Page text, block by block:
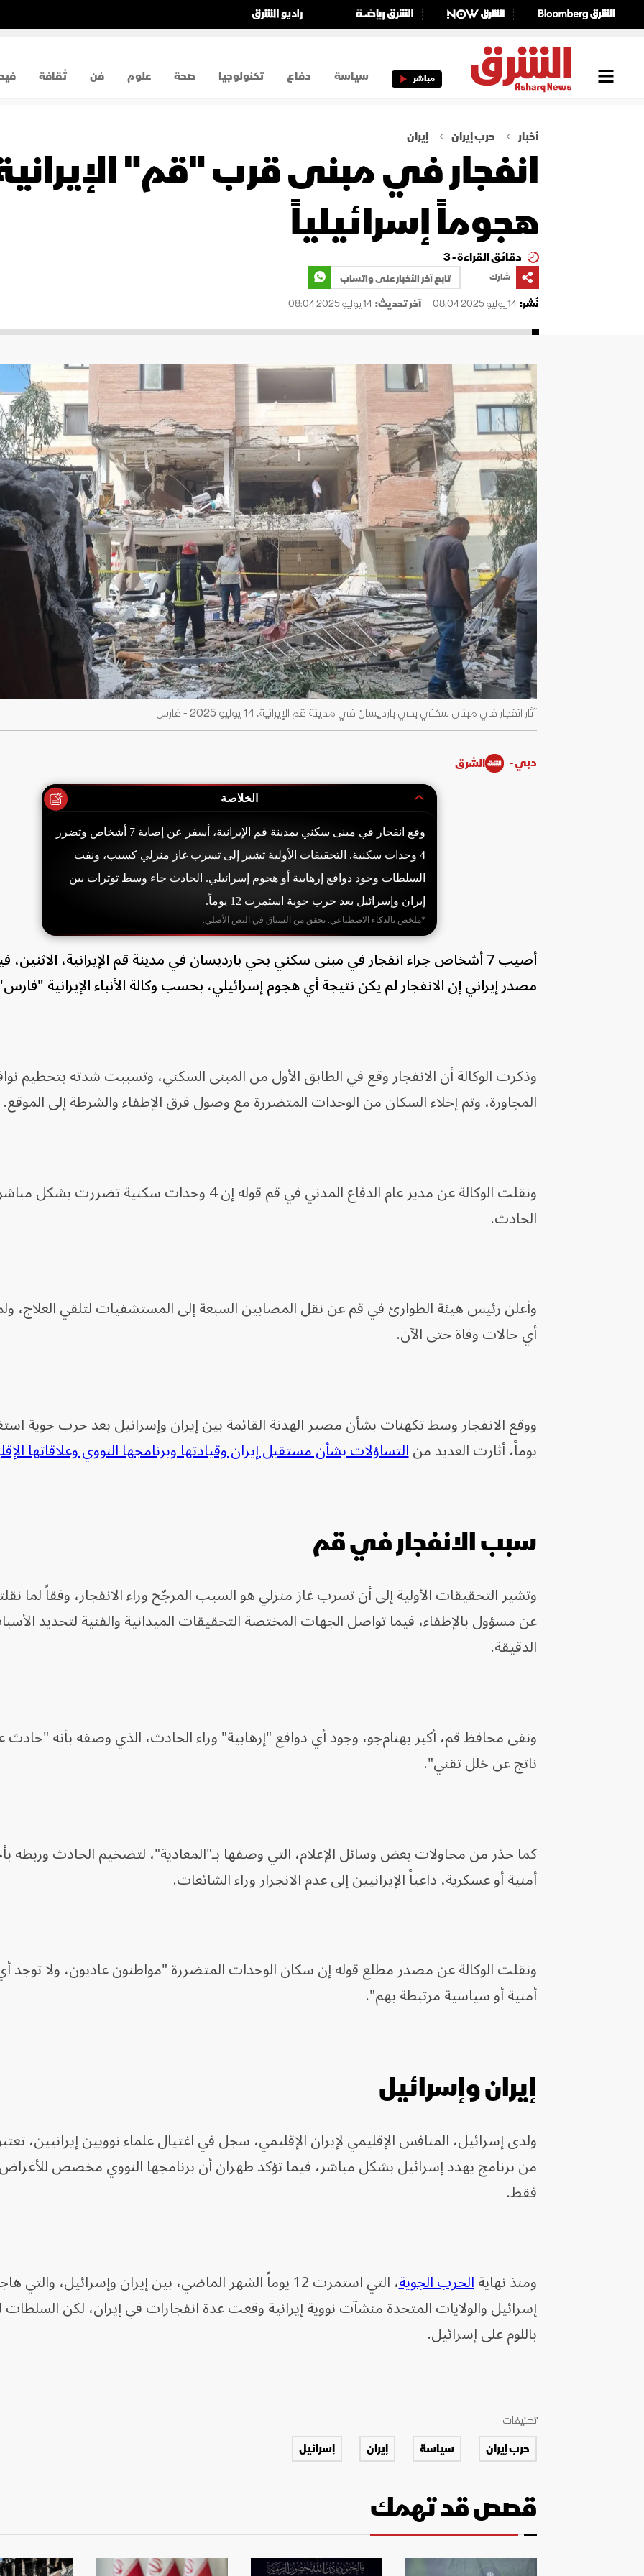
مباشر سياسة دفاع تكنولوجيا صحة علوم فن ثقافة
أخبار حرب إيران إيران
انفجار في مبنى قرب "قم"
هجوماً إسرائيلياً
دقائق القراءة - 3
شارك
تابع آخر الأخبار على واتساب
نُشر:14 يوليو 2025 08:04 آخر تحديث:14 يوليو 2025 08:04
آثار انفجار في مبنى سكني بحي بارديسان في مدينة قم الإيرانية. 14 يوليو 2025 - فارس
دبي - الشرق
الخلاصة
وقع انفجار في مبنى سكني بمدينة قم الإيرانية، أسفر عن إصابة 7 أشخاص وتضرر
4 وحدات سكنية. التحقيقات الأولية تشير إلى تسرب غاز منزلي كسبب، ونفت
السلطات وجود دوافع إرهابية أو هجوم إسرائيلي. الحادث جاء وسط توترات بين
إيران وإسرائيل بعد حرب جوية استمرت 12 يوماً.
*ملخص بالذكاء الاصطناعي. تحقق من السياق في النص الأصلي.
أصيب 7 أشخاص جراء انفجار في مبنى سكني بحي بارديسان في مدينة قم الإيرانية، الاثنين،
مصدر إيراني إن الانفجار لم يكن نتيجة أي هجوم إسرائيلي، بحسب وكالة الأنباء الإيرانية
وذكرت الوكالة أن الانفجار وقع في الطابق الأول من المبنى السكني، وتسببت شدته بتحطيم
المجاورة، وتم إخلاء السكان من الوحدات المتضررة مع وصول فرق الإطفاء والشرطة إلى الموقع.
ونقلت الوكالة عن مدير عام الدفاع المدني في قم قوله إن 4 وحدات سكنية تضررت
الحادث.
وأعلن رئيس هيئة الطوارئ في قم عن نقل المصابين السبعة إلى المستشفيات لتلقي العلاج،
أي حالات وفاة حتى الآن.
يوماً، أثارت العديد منالتساؤلات بشأن مستقبل إيران وقيادتها وبرنامجها النووي وعلاقاتها
سبب الانفجار في قم
وتشير التحقيقات الأولية إلى أن تسرب غاز منزلي هو السبب المرجّح وراء الانفجار، وفقاً لما
عن مسؤول بالإطفاء، فيما تواصل الجهات المختصة التحقيقات الميدانية والفنية لتحديد
الدقيقة.
ونفى محافظ قم، أكبر بهنام‌جو، وجود أي دوافع "إرهابية" وراء الحادث، الذي وصفه بأنه
ناتج عن خلل تقني".
كما حذر من محاولات بعض وسائل الإعلام، التي وصفها بـ"المعادية"، لتضخيم الحادث وربطه
أمنية أو عسكرية، داعياً الإيرانيين إلى عدم الانجرار وراء الشائعات.
ونقلت الوكالة عن مصدر مطلع قوله إن سكان الوحدات المتضررة "مواطنون عاديون، ولا توجد
أمنية أو سياسية مرتبطة بهم".
إيران وإسرائيل
ولدى إسرائيل، المنافس الإقليمي لإيران الإقليمي، سجل في اغتيال علماء نوويين إيرانيين،
من برنامج يهدد إسرائيل بشكل مباشر، فيما تؤكد طهران أن برنامجها النووي مخصص
فقط.
ومنذ نهايةالحرب الجوية
، التي استمرت 12 يوماً الشهر الماضي، بين إيران وإسرائيل،
إسرائيل والولايات المتحدة منشآت نووية إيرانية وقعت عدة انفجارات في إيران، لكن السلطات
باللوم على إسرائيل.
تصنيفات
حرب إيران سياسة إيران إسرائيل
قصص قد تهمك